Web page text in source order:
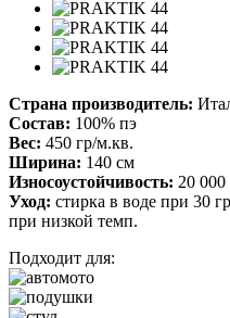
Страна производитель:
Состав: 100% пэ
Вес: 450 гр/м.кв.
Ширина: 140 см
Износоустойчивость: 20
Уход: стирка в воде при 30
при низкой темп.
Подходит для: